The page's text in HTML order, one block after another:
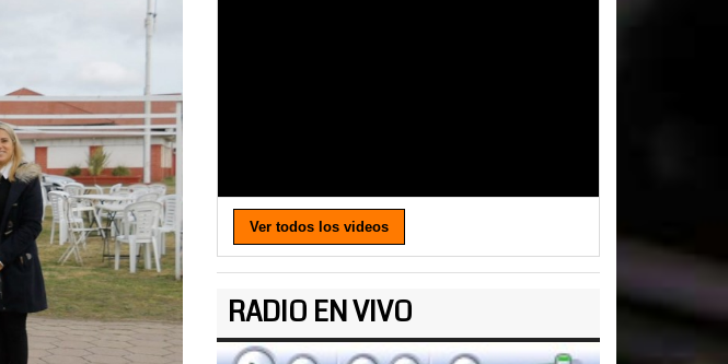
Ver todos los videos
RADIO EN VIVO